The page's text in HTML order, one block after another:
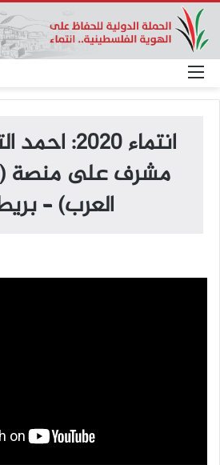
انتماء
مشرف على منصة (
العرب) –